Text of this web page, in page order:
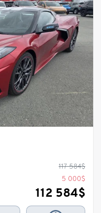
117 584$
5 000$
112 584$